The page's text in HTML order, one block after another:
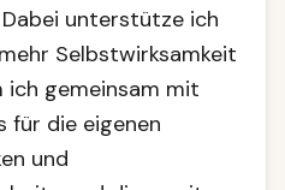
unterstütze ich
Selbstwirksamkeit
gemeinsam mit
für die eigenen
und